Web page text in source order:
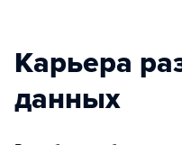
Карьера
данных